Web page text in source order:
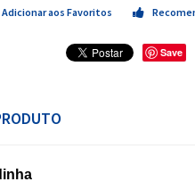
Adicionar aos Favoritos
Save